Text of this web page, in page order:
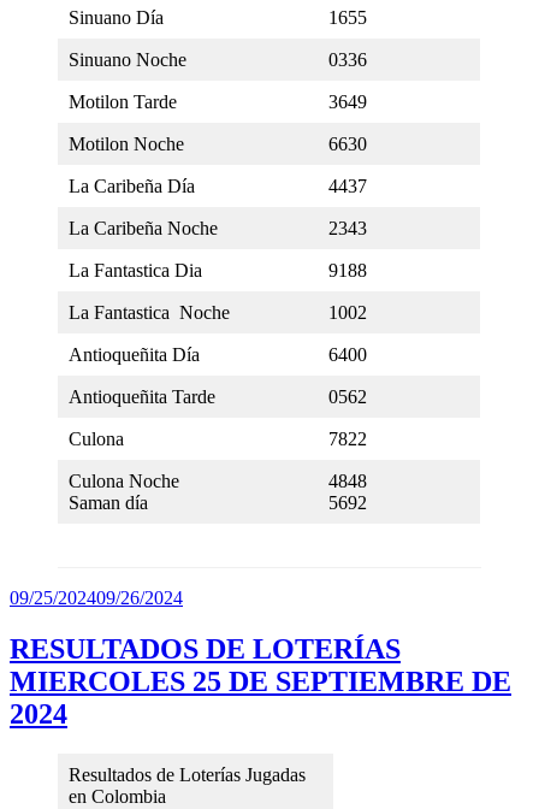
Sinuano Día 1655
Sinuano Noche 0336
Motilon Tarde 3649
Motilon Noche 6630
La Caribeña Día 4437
La Caribeña Noche 2343
La Fantastica Dia 9188
La Fantastica Noche 1002
Antioqueñita Día 6400
Antioqueñita Tarde 0562
Culona 7822
Culona Noche
Saman día
4848
5692
Publicado
09/25/202409/26/2024
RESULTADOS DE LOTERÍAS
MIERCOLES 25 DE SEPTIEMBRE DE
2024
Resultados de Loterías Jugadas
en Colombia